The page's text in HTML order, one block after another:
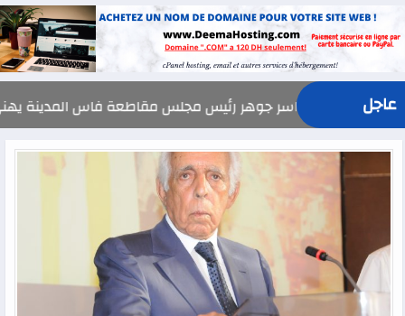
عاجل السيد ياسر جوهر رئيس مجلس مقاطعة فاس المدينة يهنئ صاحب الجلالة